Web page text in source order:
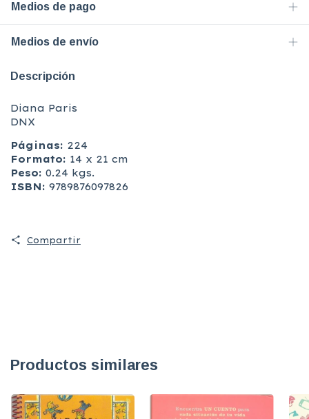
Medios de pago
Medios de envío
Descripción
Diana Paris
DNX
Páginas: 224
Formato: 14 x 21 cm
Peso: 0.24 kgs.
ISBN: 9789876097826
Compartir
Productos similares